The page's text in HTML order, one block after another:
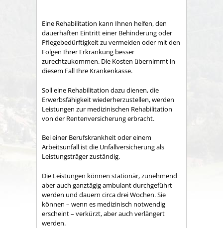
Eine Rehabilitation kann Ihnen helfen, den
dauerhaften Eintritt einer Behinderung oder
Pflegebedürftigkeit zu vermeiden oder mit den
Folgen Ihrer Erkrankung besser
zurechtzukommen. Die Kosten übernimmt in
diesem Fall Ihre Krankenkasse.
Soll eine Rehabilitation dazu dienen, die
Erwerbsfähigkeit wiederherzustellen, werden
Leistungen zur medizinischen Rehabilitation
von der Rentenversicherung erbracht.
Bei einer Berufskrankheit oder einem
Arbeitsunfall ist die Unfallversicherung als
Leistungsträger zuständig.
Die Leistungen können stationär, zunehmend
aber auch ganztägig ambulant durchgeführt
werden und dauern circa drei Wochen. Sie
können – wenn es medizinisch notwendig
erscheint – verkürzt, aber auch verlängert
werden.